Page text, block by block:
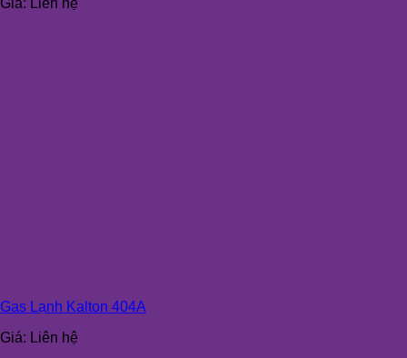
Giá: Liên hệ
Gas Lạnh Kalton 404A
Giá: Liên hệ